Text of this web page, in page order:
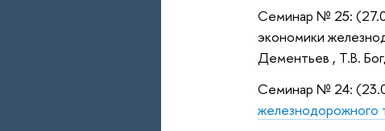
Семинар № 25:
экономики
Дементьев , Т.В.
Семинар № 24:
железнодорожного